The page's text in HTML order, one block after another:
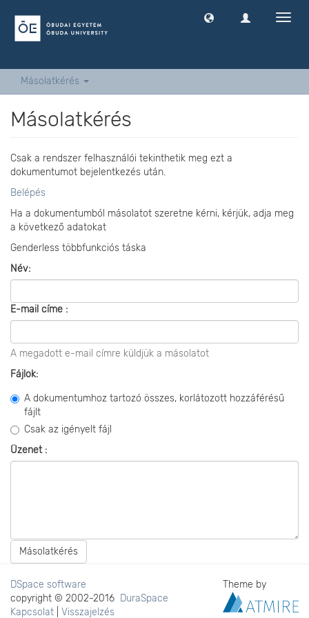
Másolatkérés
Másolatkérés
Csak a rendszer felhasználói tekinthetik meg ezt a
dokumentumot bejelentkezés után.
Belépés
Ha a dokumentumból másolatot szeretne kérni, kérjük, adja meg
a következő adatokat
Genderless többfunkciós táska
Név:
E-mail címe :
A megadott e-mail címre küldjük a másolatot
Fájlok:
A dokumentumhoz tartozó összes, korlátozott hozzáférésű
fájlt
Csak az igényelt fájl
Üzenet :
Másolatkérés
DSpace software
copyright © 2002-2016 DuraSpace
Kapcsolat
Visszajelzés
Theme by